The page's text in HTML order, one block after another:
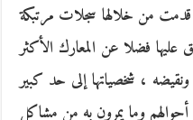
قدمت من خلالها سجلات مرتبكة
عليها فضلا عن المعارك الأكثر
ونقيضه ، شخصياتها إلى حد كبير
وما يمرون به من مشاكل